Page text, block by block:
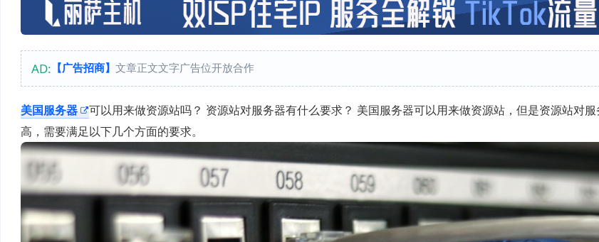
AD: 【广告招商】 文章正文文字广告位开放合作
美国服务器
可以用来做资源站吗？ 资源站对服务器有什么要求？ 美国服务器可以用来做资源站，但是资源站对
高，需要满足以下几个方面的要求。